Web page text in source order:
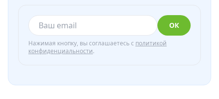
ОК
Нажимая кнопку, вы соглашаетесь с политикой
конфиденциальности.